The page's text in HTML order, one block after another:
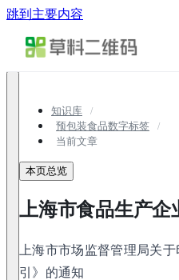
跳到主要内容
知识库
预包装食品数字标签
当前文章
本页总览
上海市食品生产企
上海市市场监督管理局关
引》的通知